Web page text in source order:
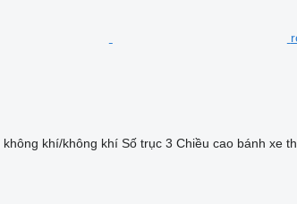
không khí/không khí Số trục 3 Chiều cao bánh xe